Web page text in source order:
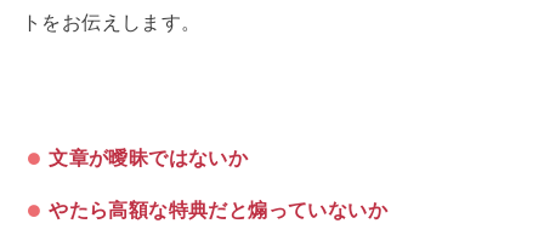
トをお伝えします。
文章が曖昧ではないか
やたら高額な特典だと煽っていないか